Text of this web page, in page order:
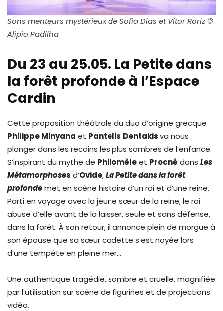
Sons menteurs mystérieux de Sofia Dias et Vítor Roriz ©
Alipio Padilha
Du 23 au 25.05. La Petite dans
la forêt profonde à l’Espace
Cardin
Cette proposition théâtrale du duo d’origine grecque
Philippe Minyana et Pantelis Dentakisva nous
plonger dans les recoins les plus sombres de l’enfance.
S’inspirant du mythe de Philomèleet Procné dans Les
Métamorphoses d’Ovide,La Petite dans la forêt
profondemet en scène histoire d’un roi et d’une reine.
Parti en voyage avec la jeune sœur de la reine, le roi
abuse d’elle avant de la laisser, seule et sans défense,
dans la forêt. À son retour, il annonce plein de morgue à
son épouse que sa sœur cadette s’est noyée lors
d’une tempête en pleine mer…
Une authentique tragédie, sombre et cruelle, magnifiée
par l’utilisation sur scène de figurines et de projections
vidéo.